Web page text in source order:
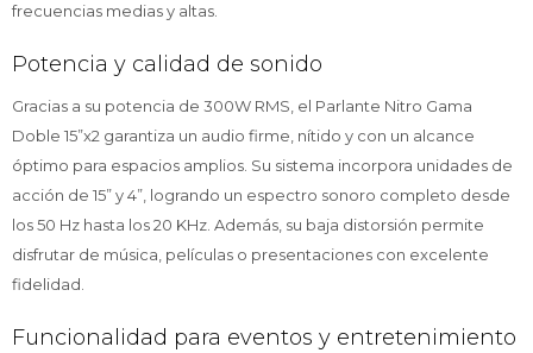
frecuencias medias y altas.
Potencia y calidad de sonido
Gracias a su potencia de 300W RMS, el Parlante Nitro Gama
Doble 15”x2 garantiza un audio firme, nítido y con un alcance
óptimo para espacios amplios. Su sistema incorpora unidades de
acción de 15” y 4”, logrando un espectro sonoro completo desde
los 50 Hz hasta los 20 KHz. Además, su baja distorsión permite
disfrutar de música, películas o presentaciones con excelente
fidelidad.
Funcionalidad para eventos y entretenimiento